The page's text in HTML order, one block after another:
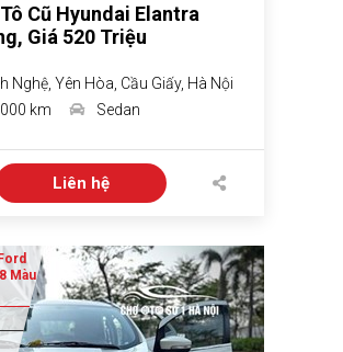
Cũ Hyundai Elantra
Giá 520 Triệu
Nghệ, Yên Hòa, Cầu Giấy, Hà Nội
km Sedan
Liên hệ
Màu